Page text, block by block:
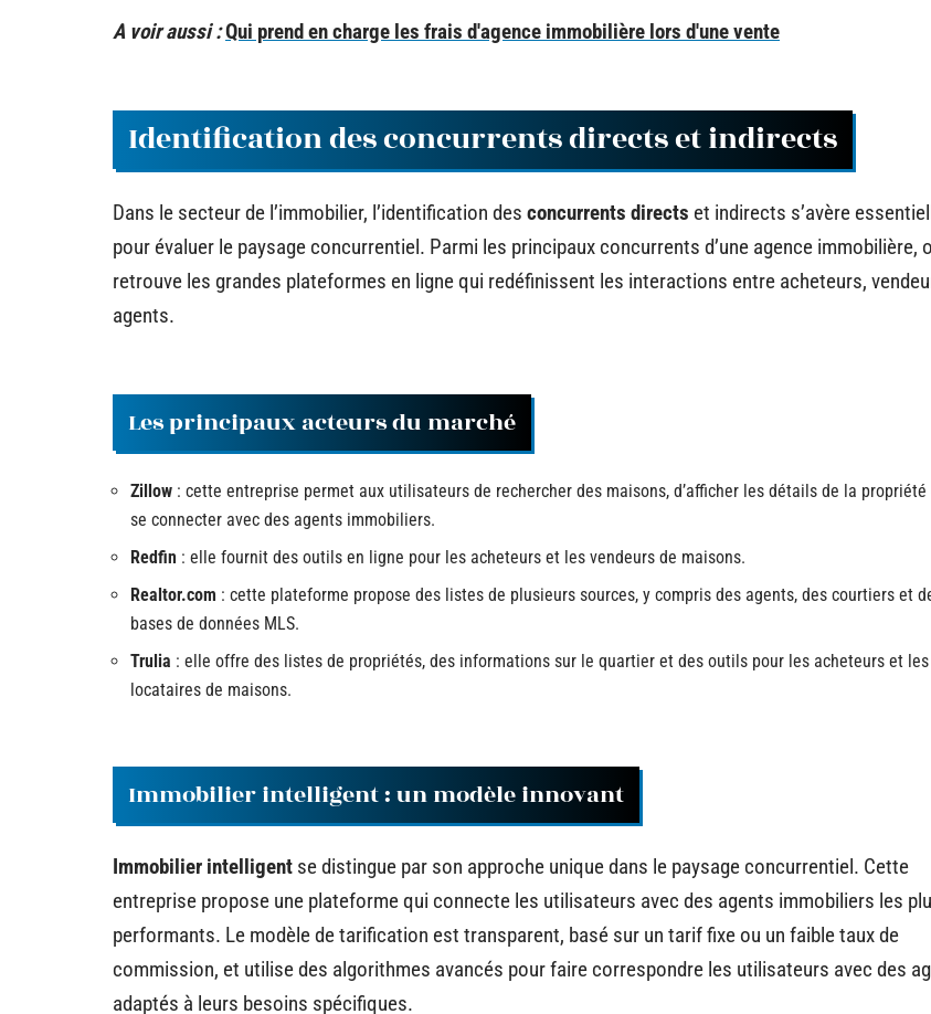
A voir aussi :Qui prend en charge les frais d'agence immobilière lors d'une vente
Identification des concurrents directs et indirects
Dans le secteur de l’immobilier, l’identification des concurrents directs et indirects s’avère
pour évaluer le paysage concurrentiel. Parmi les principaux concurrents d’une agence immobilière,
retrouve les grandes plateformes en ligne qui redéfinissent les interactions entre acheteurs,
agents.
Les principaux acteurs du marché
Zillow : cette entreprise permet aux utilisateurs de rechercher des maisons, d’afficher les détails de la propriété
se connecter avec des agents immobiliers.
Redfin : elle fournit des outils en ligne pour les acheteurs et les vendeurs de maisons.
Realtor.com : cette plateforme propose des listes de plusieurs sources, y compris des agents, des courtiers et
bases de données MLS.
Trulia : elle offre des listes de propriétés, des informations sur le quartier et des outils pour les acheteurs et les
locataires de maisons.
Immobilier intelligent : un modèle innovant
Immobilier intelligent se distingue par son approche unique dans le paysage concurrentiel. Cette
entreprise propose une plateforme qui connecte les utilisateurs avec des agents immobiliers les
performants. Le modèle de tarification est transparent, basé sur un tarif fixe ou un faible taux de
commission, et utilise des algorithmes avancés pour faire correspondre les utilisateurs avec des
adaptés à leurs besoins spécifiques.